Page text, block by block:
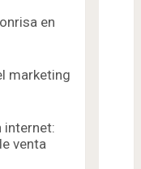
en
marketing
internet:
venta